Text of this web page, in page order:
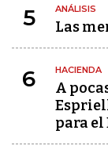
5 ANÁLISIS
Las
6 HACIENDA
A
para el